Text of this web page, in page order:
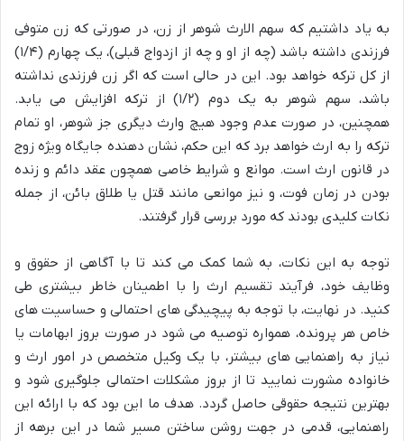
به یاد داشتیم که سهم الارث شوهر از زن، در صورتی که زن متوفی
فرزندی داشته باشد (چه از او و چه از ازدواج قبلی)، یک چهارم (۱/۴)
از کل ترکه خواهد بود. این در حالی است که اگر زن فرزندی نداشته
باشد، سهم شوهر به یک دوم (۱/۲) از ترکه افزایش می یابد.
همچنین، در صورت عدم وجود هیچ وارث دیگری جز شوهر، او تمام
ترکه را به ارث خواهد برد که این حکم، نشان دهنده جایگاه ویژه زوج
در قانون ارث است. موانع و شرایط خاصی همچون عقد دائم و زنده
بودن در زمان فوت، و نیز موانعی مانند قتل یا طلاق بائن، از جمله
نکات کلیدی بودند که مورد بررسی قرار گرفتند.
توجه به این نکات، به شما کمک می کند تا با آگاهی از حقوق و
وظایف خود، فرآیند تقسیم ارث را با اطمینان خاطر بیشتری طی
کنید. در نهایت، با توجه به پیچیدگی های احتمالی و حساسیت های
خاص هر پرونده، همواره توصیه می شود در صورت بروز ابهامات یا
نیاز به راهنمایی های بیشتر، با یک وکیل متخصص در امور ارث و
خانواده مشورت نمایید تا از بروز مشکلات احتمالی جلوگیری شود و
بهترین نتیجه حقوقی حاصل گردد. هدف ما این بود که با ارائه این
راهنمایی، قدمی در جهت روشن ساختن مسیر شما در این برهه از